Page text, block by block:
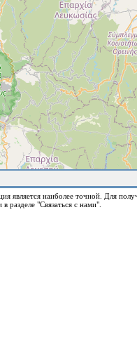
является наиболее точной. Для
"Связаться с нами".